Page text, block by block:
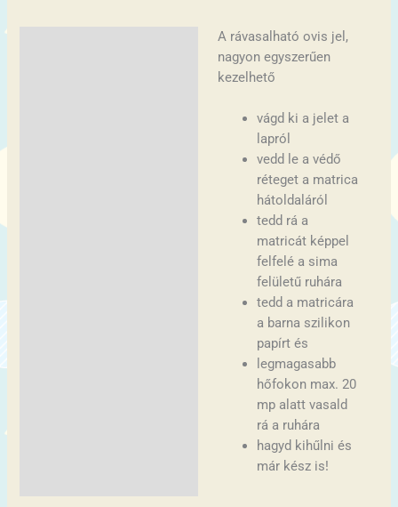
A rávasalható ovis jel,
nagyon egyszerűen
kezelhető
vágd ki a jelet a
lapról
vedd le a védő
réteget a matrica
hátoldaláról
tedd rá a
matricát képpel
felfelé a sima
felületű ruhára
tedd a matricára
a barna szilikon
papírt és
legmagasabb
hőfokon max. 20
mp alatt vasald
rá a ruhára
hagyd kihűlni és
már kész is!